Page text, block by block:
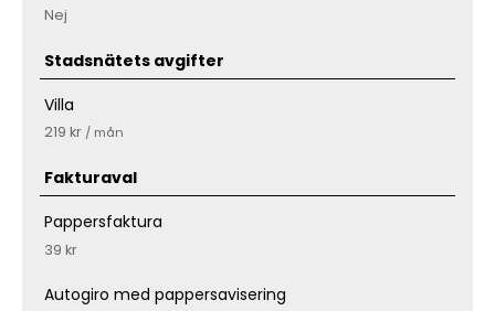
Nej
Stadsnätets avgifter
Villa
219 kr/ mån
Fakturaval
Pappersfaktura
39 kr
Autogiro med pappersavisering